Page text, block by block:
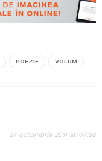
POEZIE VOLUM
27 octombrie 2011 at 07:58